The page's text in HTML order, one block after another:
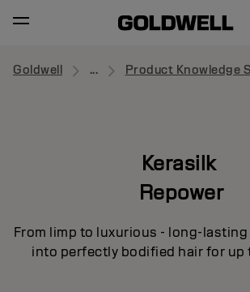
Goldwell ... Product Knowledge
Kerasilk
Repower
From limp to luxurious - long-
into perfectly bodified hair for up